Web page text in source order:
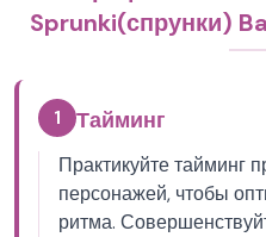
Sprunki(спрунки)
1 Тайминг
Практикуйте тайминг
персонажей, чтобы
ритма.